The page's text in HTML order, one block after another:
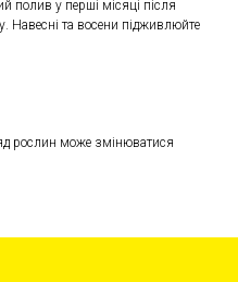
полив у перші місяці після
Навесні та восени підживлюйте
рослин може змінюватися